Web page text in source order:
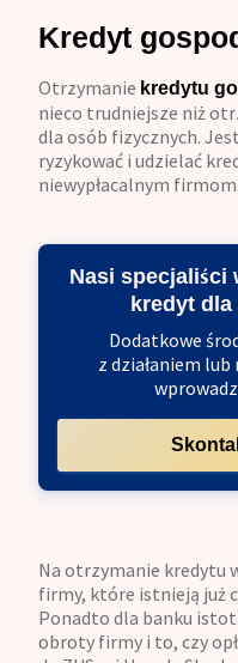
Kredyt
Otrzymanie kredytu
nieco trudniejsze niż
dla osób fizycznych.
ryzykować i udzielać
niewypłacalnym firmom.
Nasi specjaliści
kredyt
Dodatkowe
z działaniem
Na otrzymanie kredytu
firmy, które istnieją już
Ponadto dla banku
obroty firmy i to, czy